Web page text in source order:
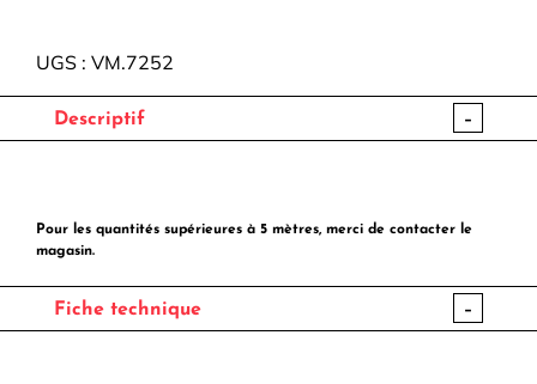
UGS : VM.7252
Descriptif -
Pour les quantités supérieures à 5 mètres, merci de contacter le
magasin.
Fiche technique -